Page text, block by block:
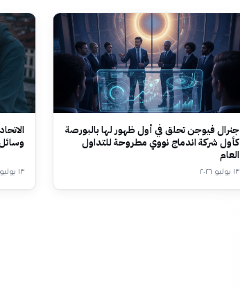
جنرال فيوجن تحلق في أول ظهور لها بالبورصة
كأول شركة اندماج نووي مطروحة للتداول
العام
١٣ يوليو ٢٠٢٦ ١٣ يوليو ٢٠٢٦